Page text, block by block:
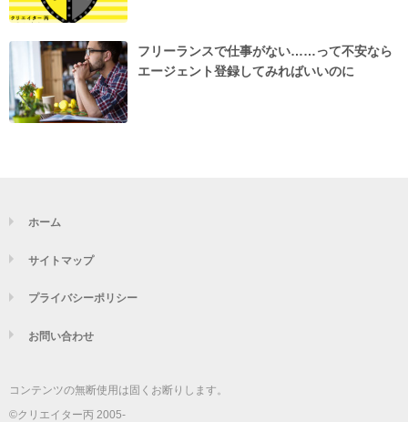
フリーランスで仕事がない……って不安なら
エージェント登録してみればいいのに
ホーム
サイトマップ
プライバシーポリシー
お問い合わせ
コンテンツの無断使用は固くお断りします。
©クリエイター丙 2005-